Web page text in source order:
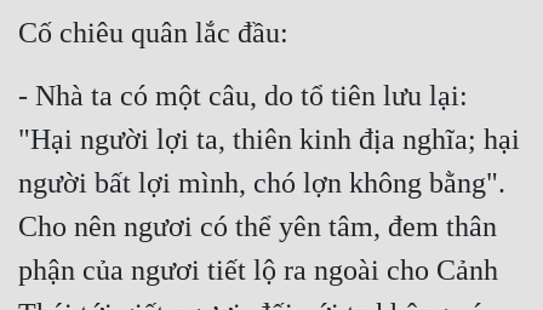
Cố chiêu quân lắc đầu:
- Nhà ta có một câu, do tổ tiên lưu lại:
"Hại người lợi ta, thiên kinh địa nghĩa; hại
người bất lợi mình, chó lợn không bằng".
Cho nên ngươi có thể yên tâm, đem thân
phận của ngươi tiết lộ ra ngoài cho Cảnh